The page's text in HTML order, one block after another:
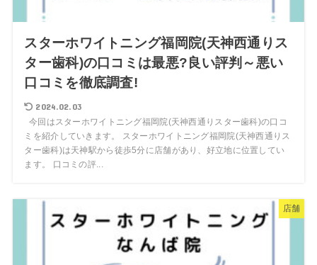
スターホワイトニング福岡院(天神西通りス
ター歯科)の口コミは最悪?良い評判～悪い
口コミを徹底調査!
2024.02.03
今回はスターホワイトニング福岡院(天神西通りスター歯科)の口コ
ミを紹介していきます。 スターホワイトニング福岡院(天神西通りス
ター歯科)は天神駅から徒歩5分に店舗があり、好立地に位置してい
ます。 口コミの評...
店舗